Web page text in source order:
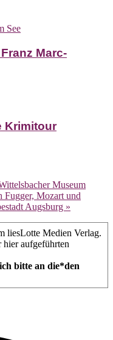
Marc-
Krimitour
Museum
Fugger, Mozart und
Augsburg »
liesLotte Medien Verlag.
hier aufgeführten
bitte an die*den